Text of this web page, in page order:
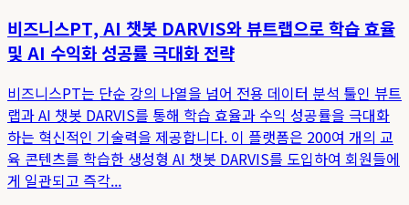
비즈니스PT, AI 챗봇 DARVIS와 뷰트랩으로 학습 효율
및 AI 수익화 성공률 극대화 전략
비즈니스PT는 단순 강의 나열을 넘어 전용 데이터 분석 툴인 뷰트
랩과 AI 챗봇 DARVIS를 통해 학습 효율과 수익 성공률을 극대화
하는 혁신적인 기술력을 제공합니다. 이 플랫폼은 200여 개의 교
육 콘텐츠를 학습한 생성형 AI 챗봇 DARVIS를 도입하여 회원들에
게 일관되고 즉각...